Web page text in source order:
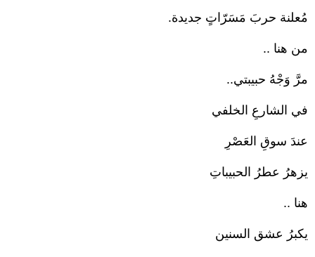
مُعلنة حربَ مَسَرّاتٍ جديدة.‏
من هنا‎ ..
مرَّ وَجْهُ حبيبتي..‏
في الشارعِ الخلفي
عندَ سوقِ العَصْرِ
يزهرُ عطرُ الحبيباتِ‎
هنا‎ ..
يكبرُ عشق السنين